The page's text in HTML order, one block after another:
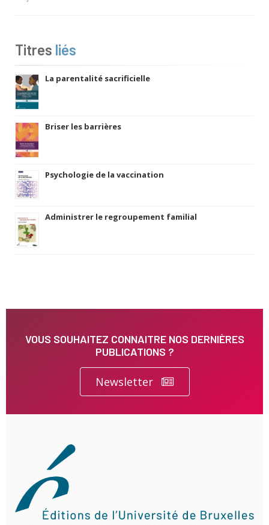
Titres liés
La parentalité sacrificielle
Briser les barrières
Psychologie de la vaccination
Administrer le regroupement familial
VOUS SOUHAITEZ CONNAITRE NOS DERNIÈRES
PUBLICATIONS ?
Newsletter